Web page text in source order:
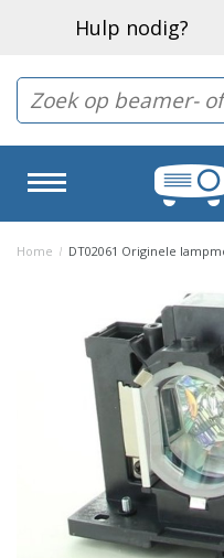
Hulp nodig?
Home / DT02061 Originele